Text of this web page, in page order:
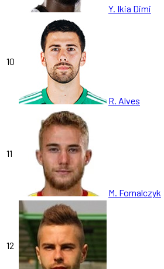
Y. Ikia Dimi
10
R. Alves
11
M. Fornalczyk
12